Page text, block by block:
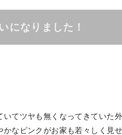
になりました！
てツヤも無くなってきていた
かなピンクがお家も若々しく見